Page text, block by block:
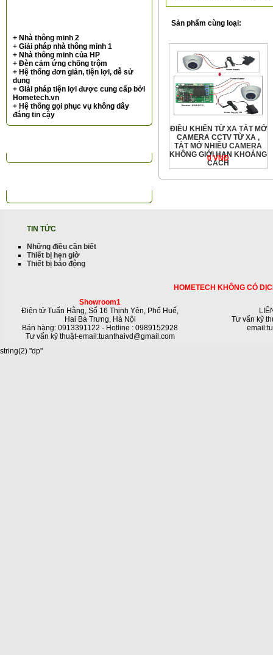
+ Nhà thông minh 2
+ Giải pháp nhà thông minh 1
+ Nhà thông minh của HP
+ Đèn cảm ứng chống trộm
+ Hệ thống đơn giản, tiện lợi, dễ sử
dụng
+ Giải pháp tiện lợi được cung cấp bởi
Hometech.vn
+ Hệ thống gọi phục vụ không dây
đáng tin cậy
Sản phẩm cùng loại:
ĐIỀU KHIỂN TỪ XA TẮT MỞ
CAMERA CCTV TỪ XA ,
TẮT MỞ NHIỀU CAMERA
KHÔNG GIỚI HẠN KHOẢNG
CÁCH
0 VNÐ
TIN TỨC
Những điều cần biết
Thiết bị hẹn giờ
Thiết bị báo động
HOMETECH KHÔNG CÓ
Showroom1
Điện tử Tuấn Hằng, Số 16 Thịnh Yên, Phố Huế,
Hai Bà Trưng, Hà Nội
Bán hàng: 0913391122 - Hotline : 0989152928
Tư vấn kỹ thuật-email:tuanthaivd@gmail.com
Tư vấn kỹ
string(2) "dp"